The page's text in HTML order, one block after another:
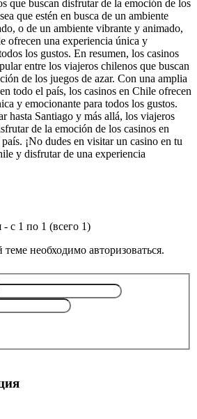
que buscan disfrutar de la emoción de los
que estén en busca de un ambiente
o de un ambiente vibrante y animado,
ofrecen una experiencia única y
los gustos. En resumen, los casinos
entre los viajeros chilenos que buscan
de los juegos de azar. Con una amplia
todo el país, los casinos en Chile ofrecen
y emocionante para todos los gustos.
hasta Santiago y más allá, los viajeros
de la emoción de los casinos en
¡No dudes en visitar un casino en tu
y disfrutar de una experiencia
с 1 по 1 (всего 1)
теме необходимо авторизоваться.